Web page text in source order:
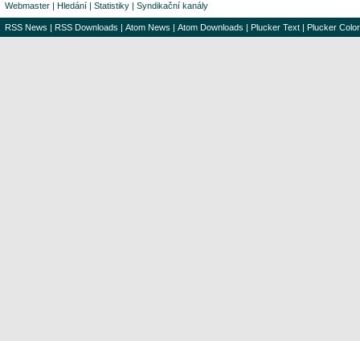
Webmaster | Hledání | Statistiky | Syndikační kanály
RSS News | RSS Downloads | Atom News | Atom Downloads | Plucker Text | Plucker Color